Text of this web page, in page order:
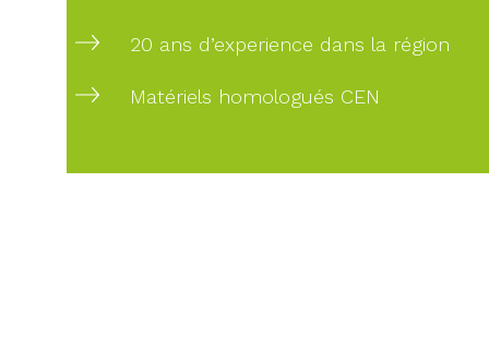
20 ans d’experience dans la région
Matériels homologués CEN